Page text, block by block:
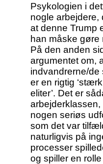
Psykologien i
nogle arbejdere,
at denne Trump
han måske gøre
På den anden
argumentet om,
indvandrerne/de
er en rigtig
eliter’. Det er
nogen seriøs
som det var
naturligvis på
processer
og spiller en